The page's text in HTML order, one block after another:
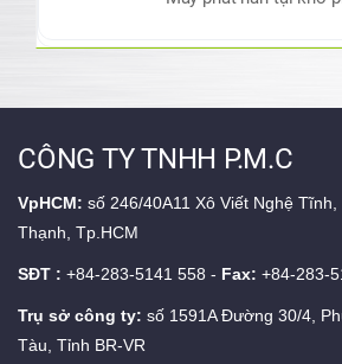
CÔNG TY TNHH P.M.C
VpHCM: số 246/40A11 Xô Viết Nghệ
Thạnh, Tp.HCM
SĐT : +84-283-5141 558 - Fax: +84-283-
Trụ sở công ty: số 1591A Đường 30/4,
Tàu, Tỉnh BR-VR